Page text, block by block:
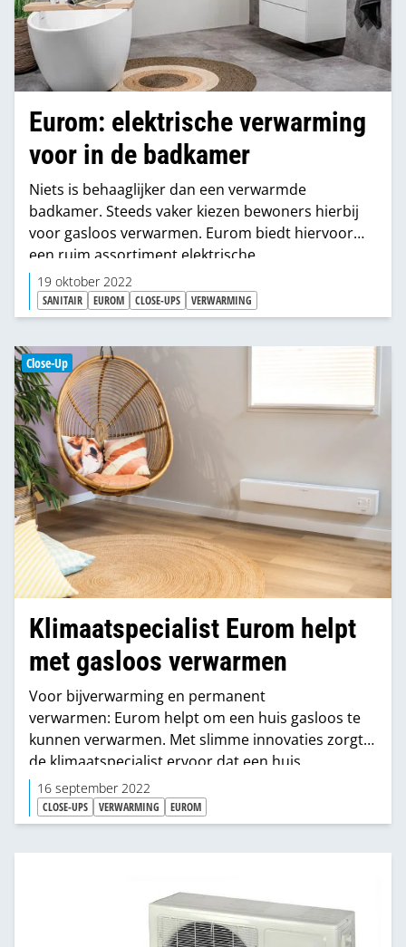
Eurom: elektrische verwarming
voor in de badkamer
Niets is behaaglijker dan een verwarmde
badkamer. Steeds vaker kiezen bewoners hierbij
voor gasloos verwarmen. Eurom biedt hiervoor
een ruim assortiment elektrische
verwarmingsproducten die comfort geven, veilig
zijn en dankzij slimme functies ook nog eens
zuiniger werken.
19 oktober 2022
SANITAIR EUROM CLOSE-UPS VERWARMING
Close-Up
Klimaatspecialist Eurom helpt
met gasloos verwarmen
Voor bijverwarming en permanent
verwarmen: Eurom helpt om een huis gasloos te
kunnen verwarmen. Met slimme innovaties zorgt
de klimaatspecialist ervoor dat een huis
comfortabel, efficiënt elektrisch verwarmd kan
worden. Of het nu gaat om bijverwarmen of
permanent verwarmen, voor iedere ruimte heeft
Eurom een passende en slimme oplossing, waarbij
16 september 2022
CLOSE-UPS VERWARMING EUROM